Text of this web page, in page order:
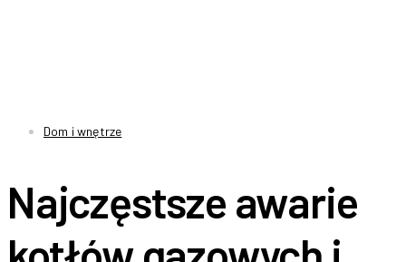
Dom i wnętrze
Najczęstsze awarie